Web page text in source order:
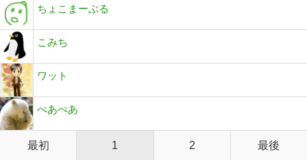
ちょこまーぶる
こみち
ワット
べあべあ
最初 1 2 最後